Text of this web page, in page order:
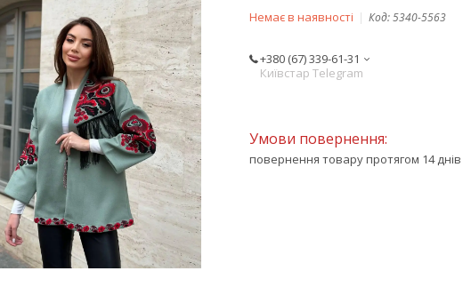
Немає в наявності Код:5340-5563
+380 (67) 339-61-31
Київстар Telegram
повернення товару протягом 14 днів